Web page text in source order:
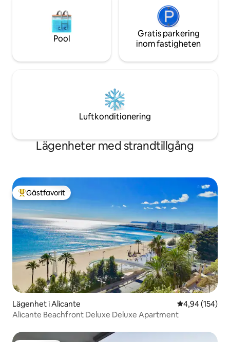
Pool
Gratis parkering
inom fastigheten
Luftkonditionering
Lägenheter med strandtillgång
Populär gästfavorit
Gästfavorit
Lägenhet i Alicante 4,94 av 5 i
4,94 (154)
Alicante Beachfront Deluxe Deluxe Apartment